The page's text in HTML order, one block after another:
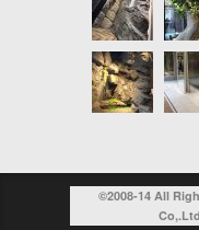
©2008-14 All